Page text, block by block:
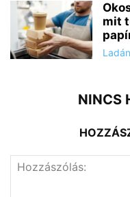
mit
NINCS